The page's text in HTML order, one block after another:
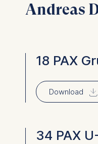
Andreas
18 PAX
Download ⇓
34 PAX